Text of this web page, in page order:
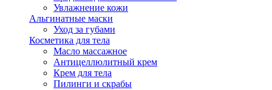
Увлажнение кожи
Альгинатные маски
Уход за губами
Косметика для тела
Масло массажное
Антицеллюлитный крем
Крем для тела
Пилинги и скрабы